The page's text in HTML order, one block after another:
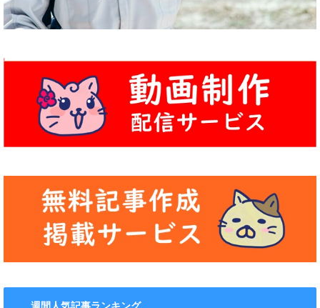
週間人気記事ランキング